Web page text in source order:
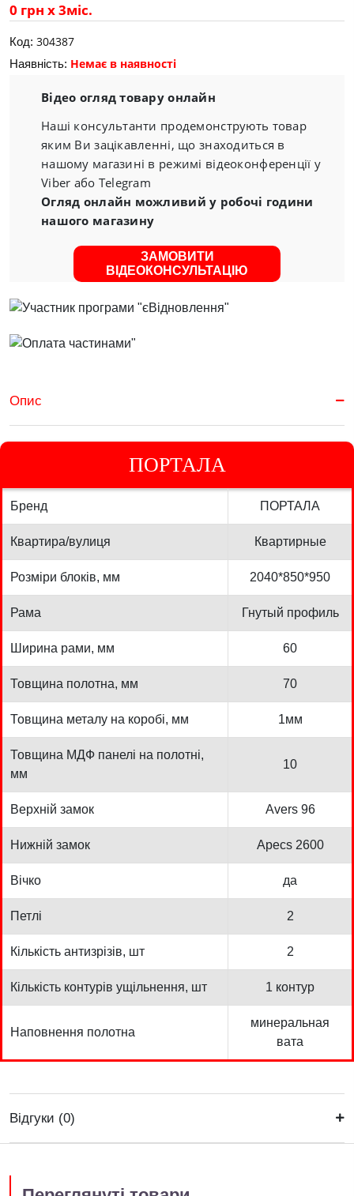
0 грн х 3міс.
Код: 304387
Наявність: Немає в наявності
Відео огляд товару онлайн
Наші консультанти продемонструють товар
яким Ви зацікавленні, що знаходиться в
нашому магазині в режимі відеоконференції у
Viber або Telegram
Огляд онлайн можливий у робочі години
нашого магазину
ЗАМОВИТИ
ВІДЕОКОНСУЛЬТАЦІЮ
Опис
ПОРТАЛА
Бренд ПОРТАЛА
Квартира/вулиця Квартирные
Розміри блоків, мм 2040*850*950
Рама Гнутый профиль
Ширина рами, мм 60
Товщина полотна, мм 70
Товщина металу на коробі, мм 1мм
Товщина МДФ панелі на полотні,
мм
10
Верхній замок Avers 96
Нижній замок Apecs 2600
Вічко да
Петлі 2
Кількість антизрізів, шт 2
Кількість контурів ущільнення, шт 1 контур
Наповнення полотна
минеральная
вата
Відгуки (0)